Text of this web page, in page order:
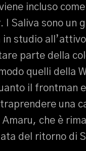
incluso
I Saliva sono un
studio
parte della
quelli della
il frontman
una
che è
del ritorno di